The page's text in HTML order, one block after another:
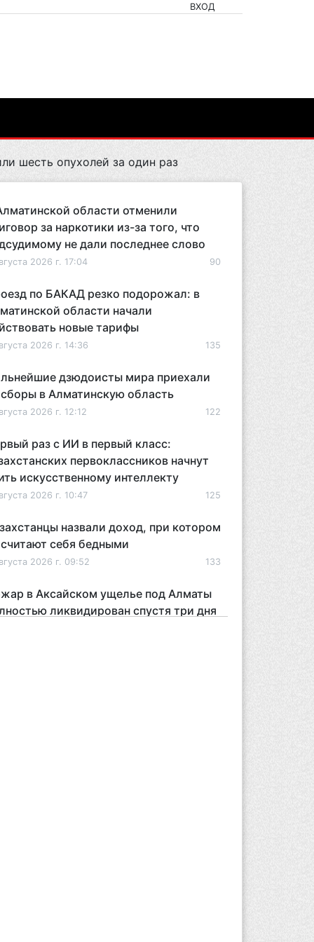
ВХОД
шесть опухолей за один раз
области отменили
за наркотики из-за того, что
не дали последнее слово
2026 г. 17:04 90
по БАКАД резко подорожал: в
области начали
новые тарифы
2026 г. 14:36 135
дзюдоисты мира приехали
сборы в Алматинскую область
2026 г. 12:12 122
раз с ИИ в первый класс:
первоклассников начнут
искусственному интеллекту
2026 г. 10:47 125
назвали доход, при котором
считают себя бедными
2026 г. 09:52 133
в Аксайском ущелье под Алматы
ликвидирован спустя три дня